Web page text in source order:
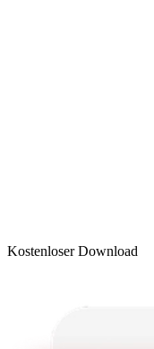
Kostenloser Download